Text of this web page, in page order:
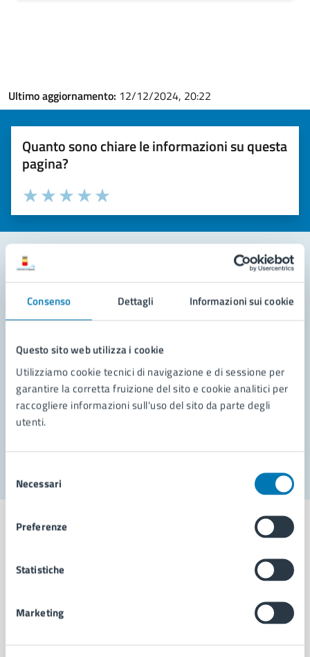
Consenso Dettagli Informazioni sui cookie
Questo sito web utilizza i cookie
Utilizziamo cookie tecnici di navigazione e di sessione per
garantire la corretta fruizione del sito e cookie analitici per
raccogliere informazioni sull'uso del sito da parte degli
utenti.
delNecessari
Preferenze
Statistiche
Marketing
Ultimo aggiornamento: 12/12/2024, 20:22
Quanto sono chiare le informazioni su questa
pagina?
Valuta la chiarezza delle informazioni (da 1 a 5 stelle)
Seleziona il numero di stelle per valutare la chiarezza delle
Valuta 5 stelle su 5
Valuta 4 stelle su 5
Valuta 3 stelle su 5
Valuta 2 stelle su 5
Valuta 1 stelle su 5
Leggi le domande frequenti
Richiedi assistenza
Prenota appuntamento
Problemi in città
Comune di Napoli
AMMINISTRAZIONE